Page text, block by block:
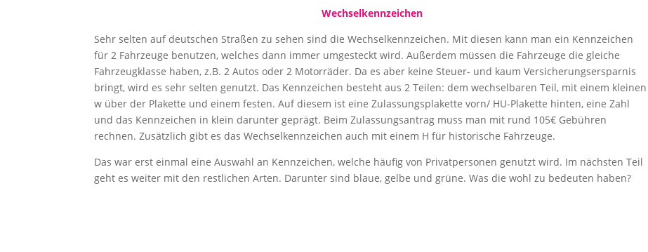
Wechselkennzeichen
Sehr selten auf deutschen Straßen zu sehen sind die Wechselkennzeichen. Mit diesen kann man ein Kennzeichen
für 2 Fahrzeuge benutzen, welches dann immer umgesteckt wird. Außerdem müssen die Fahrzeuge die gleiche
Fahrzeugklasse haben, z.B. 2 Autos oder 2 Motorräder. Da es aber keine Steuer- und kaum Versicherungsersparnis
bringt, wird es sehr selten genutzt. Das Kennzeichen besteht aus 2 Teilen: dem wechselbaren Teil, mit einem kleinen
w über der Plakette und einem festen. Auf diesem ist eine Zulassungsplakette vorn/ HU-Plakette hinten, eine Zahl
und das Kennzeichen in klein darunter geprägt. Beim Zulassungsantrag muss man mit rund 105€ Gebühren
rechnen. Zusätzlich gibt es das Wechselkennzeichen auch mit einem H für historische Fahrzeuge.
Das war erst einmal eine Auswahl an Kennzeichen, welche häufig von Privatpersonen genutzt wird. Im nächsten Teil
geht es weiter mit den restlichen Arten. Darunter sind blaue, gelbe und grüne. Was die wohl zu bedeuten haben?